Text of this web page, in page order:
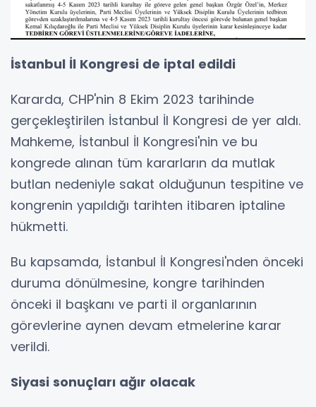
İstanbul İl Kongresi de iptal edildi
Kararda, CHP'nin 8 Ekim 2023 tarihinde
gerçekleştirilen İstanbul İl Kongresi de yer aldı.
Mahkeme, İstanbul İl Kongresi'nin ve bu
kongrede alınan tüm kararların da mutlak
butlan nedeniyle sakat olduğunun tespitine ve
kongrenin yapıldığı tarihten itibaren iptaline
hükmetti.
Bu kapsamda, İstanbul İl Kongresi'nden önceki
duruma dönülmesine, kongre tarihinden
önceki il başkanı ve parti il organlarının
görevlerine aynen devam etmelerine karar
verildi.
Siyasi sonuçları ağır olacak